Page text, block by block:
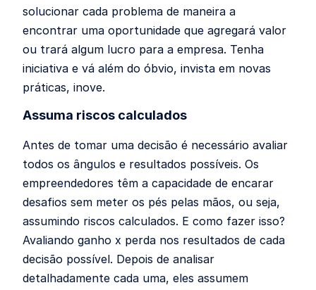
solucionar cada problema de maneira a
encontrar uma oportunidade que agregará valor
ou trará algum lucro para a empresa. Tenha
iniciativa e vá além do óbvio, invista em novas
práticas, inove.
Assuma riscos calculados
Antes de tomar uma decisão é necessário avaliar
todos os ângulos e resultados possíveis. Os
empreendedores têm a capacidade de encarar
desafios sem meter os pés pelas mãos, ou seja,
assumindo riscos calculados. E como fazer isso?
Avaliando ganho x perda nos resultados de cada
decisão possível. Depois de analisar
detalhadamente cada uma, eles assumem